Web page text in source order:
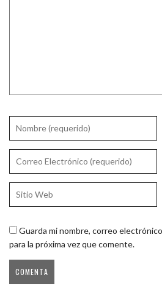
Guarda mi nombre, correo
para la próxima vez que comente.